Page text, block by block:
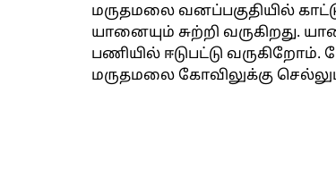
மருதமலை வனப்பகுதியில்
யானையும் சுற்றி வருகிறது.
பணியில் ஈடுபட்டு
மருதமலை கோவிலுக்கு